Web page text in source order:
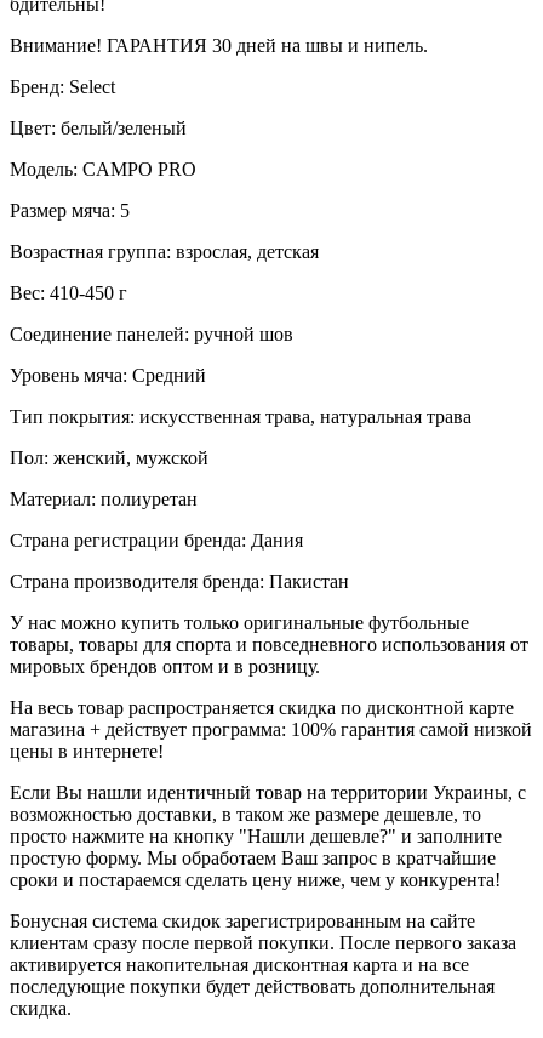
бдительны!
Внимание! ГАРАНТИЯ 30 дней на швы и нипель.
Бренд: Select
Цвет: белый/зеленый
Модель: CAMPO PRO
Размер мяча: 5
Возрастная группа: взрослая, детская
Вес: 410-450 г
Соединение панелей: ручной шов
Уровень мяча: Средний
Тип покрытия: искусственная трава, натуральная трава
Пол: женский, мужской
Материал: полиуретан
Страна регистрации бренда: Дания
Страна производителя бренда: Пакистан
У нас можно купить только оригинальные футбольные
товары, товары для спорта и повседневного использования от
мировых брендов оптом и в розницу.
На весь товар распространяется скидка по дисконтной карте
магазина + действует программа: 100% гарантия самой низкой
цены в интернете!
Если Вы нашли идентичный товар на территории Украины, с
возможностью доставки, в таком же размере дешевле, то
просто нажмите на кнопку "Нашли дешевле?" и заполните
простую форму. Мы обработаем Ваш запрос в кратчайшие
сроки и постараемся сделать цену ниже, чем у конкурента!
Бонусная система скидок зарегистрированным на сайте
клиентам сразу после первой покупки. После первого заказа
активируется накопительная дисконтная карта и на все
последующие покупки будет действовать дополнительная
скидка.